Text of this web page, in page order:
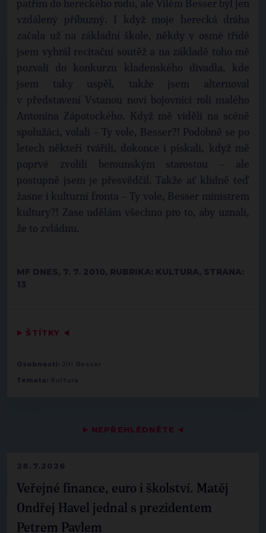
▶ NEPŘEHLÉDNĚTE ◀
28.7.2026
Veřejné finance, euro i školství. Matěj
Ondřej Havel jednal s prezidentem
Petrem Pavlem
patřím do hereckého rodu, ale Vilém Besser byl jen
vzdálený příbuzný. I když moje herecká dráha
začala už na základní škole, někdy v osmé třídě
jsem vyhrál recitační soutěž a na základě toho mě
pozvali do konkurzu kladenského divadla, kde
jsem taky uspěl, takže jsem alternoval
v představení Vstanou noví bojovníci roli malého
Antonína Zápotockého. Když mě viděli na scéně
spolužáci, volali – Ty vole, Besser?! Podobně se po
letech někteří tvářili, dokonce i pískali, když mě
poprvé zvolili berounským starostou – ale
postupně jsem je přesvědčil. Takže ať klidně teď
žasne i kulturní fronta – Ty vole, Besser ministrem
kultury?! Zase udělám všechno pro to, aby uznali,
že to zvládnu.
MF DNES, 7. 7. 2010, RUBRIKA: KULTURA, STRANA:
13
▶ ŠTÍTKY ◀
Osobnosti: Jiří Besser
Témata: Kultura